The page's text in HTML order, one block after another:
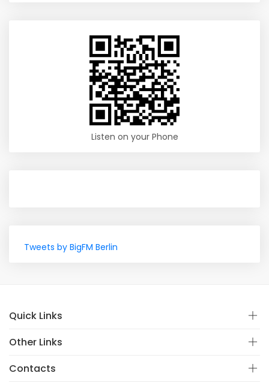
Listen on your Phone
Tweets by BigFM Berlin
Quick Links
Other Links
Contacts